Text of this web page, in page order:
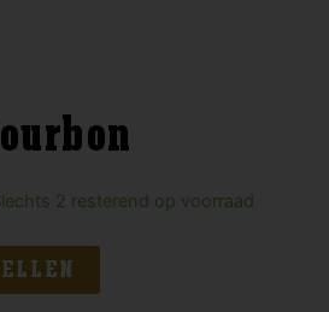
2 resterend op voorraad